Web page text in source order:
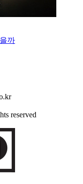
까
reserved